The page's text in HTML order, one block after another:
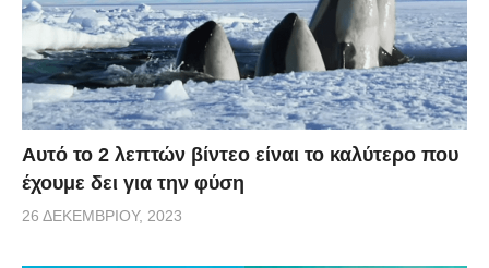
Αυτό το 2 λεπτών βίντεο είναι το καλύτερο που
έχουμε δει για την φύση
26 ΔΕΚΕΜΒΡΊΟΥ, 2023